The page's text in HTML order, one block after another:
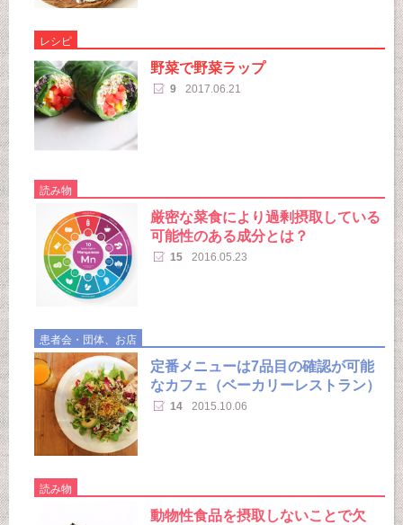
レシピ
野菜で野菜ラップ
9 2017.06.21
読み物
厳密な菜食により過剰摂取している
可能性のある成分とは？
15 2016.05.23
患者会・団体、お店
定番メニューは7品目の確認が可能
なカフェ（ベーカリーレストラン）
14 2015.10.06
読み物
動物性食品を摂取しないことで欠